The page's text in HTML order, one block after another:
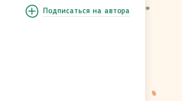
Подписаться на автора